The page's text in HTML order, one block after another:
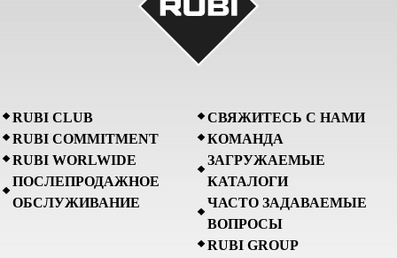
RUBI CLUB
RUBI COMMITMENT
RUBI WORLWIDE
ПОСЛЕПРОДАЖНОЕ
ОБСЛУЖИВАНИЕ
СВЯЖИТЕСЬ С НАМИ
КОМАНДА
ЗАГРУЖАЕМЫЕ
КАТАЛОГИ
ЧАСТО ЗАДАВАЕМЫЕ
ВОПРОСЫ
RUBI GROUP